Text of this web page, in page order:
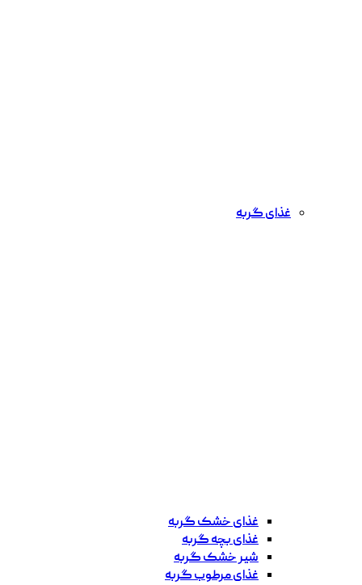
غذای گربه
غذای خشک گربه
غذای بچه گربه
شیر خشک گربه
غذای مرطوب گربه